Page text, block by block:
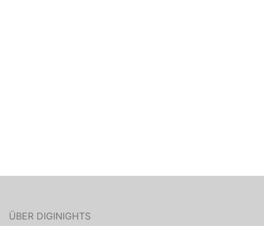
ÜBER DIGINIGHTS